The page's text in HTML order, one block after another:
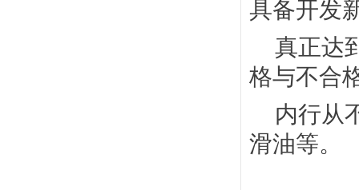
具备开发
真正达
格与不合
内行从
滑油等。